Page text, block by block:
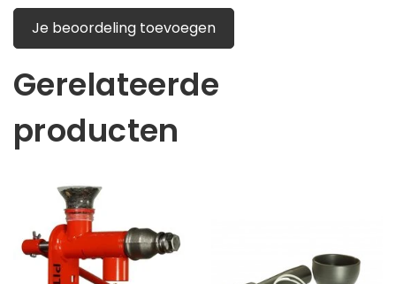
Je beoordeling toevoegen
Gerelateerde
producten